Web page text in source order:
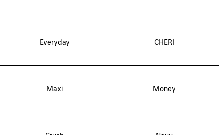
Everyday CHERI
Maxi Money